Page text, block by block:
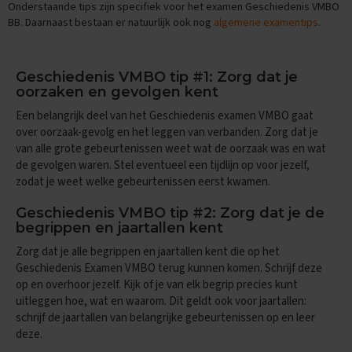
n
d
E
x
a
m
e
n
t
i
p
O
e
f
e
n
e
x
a
Onderstaande tips zijn specifiek voor het examen Geschiedenis VMBO
BB. Daarnaast bestaan er natuurlijk ook nog algemene examentips.
Geschiedenis VMBO tip #1: Zorg dat je
oorzaken en gevolgen kent
Een belangrijk deel van het Geschiedenis examen VMBO gaat
over oorzaak-gevolg en het leggen van verbanden. Zorg dat je
van alle grote gebeurtenissen weet wat de oorzaak was en wat
de gevolgen waren. Stel eventueel een tijdlijn op voor jezelf,
zodat je weet welke gebeurtenissen eerst kwamen.
Geschiedenis VMBO tip #2: Zorg dat je de
begrippen en jaartallen kent
Zorg dat je alle begrippen en jaartallen kent die op het
Geschiedenis Examen VMBO terug kunnen komen. Schrijf deze
op en overhoor jezelf. Kijk of je van elk begrip precies kunt
uitleggen hoe, wat en waarom. Dit geldt ook voor jaartallen:
schrijf de jaartallen van belangrijke gebeurtenissen op en leer
deze.